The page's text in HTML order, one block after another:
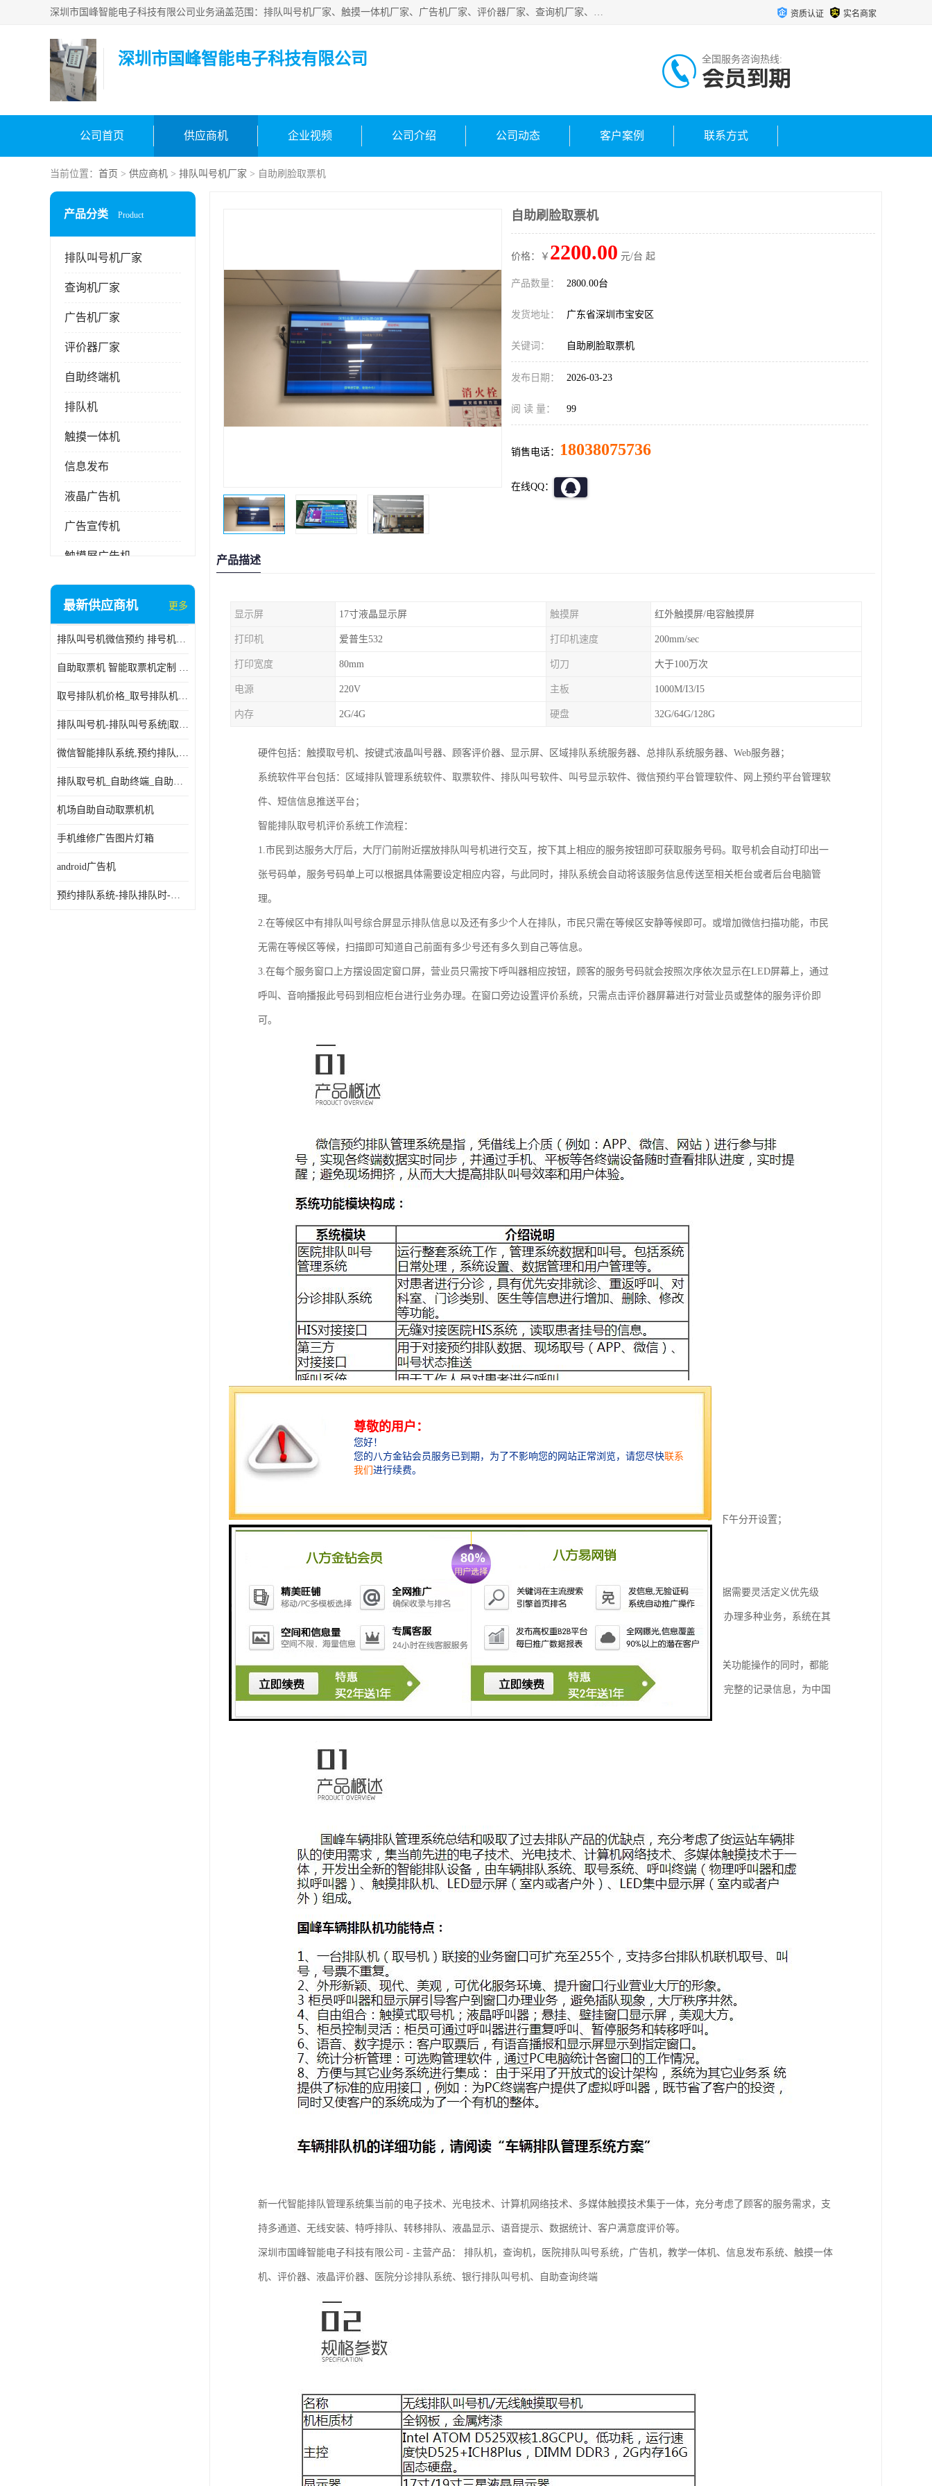
深圳市国峰智能电子科技有限公司业务涵盖范围：排队叫号机厂家、触摸一体机厂家、广告机厂家、评价器厂家、查询机厂家、自助终端机厂家；公司是一家集研发、生产、销售为一体的国民企业，设备制造商和解决方案提供商，广泛应用于银行、医院、、电力、电信、、交通、民航、保险等行业，为不同行业量身定制软硬件为一体的解决方案。 资质认证 实名商家
深圳市国峰智能电子科技有限公司 全国服务咨询热线:
会员到期
公司首页 供应商机 企业视频 公司介绍 公司动态 客户案例 联系方式
当前位置： 首页 > 供应商机 > 排队叫号机厂家 > 自助刷脸取票机
产品分类 Product
排队叫号机厂家
查询机厂家
广告机厂家
评价器厂家
自助终端机
排队机
触摸一体机
信息发布
液晶广告机
广告宣传机
触摸屏广告机
液晶显示器
电子白板
自助服务终端
最新供应商机 更多
排队叫号机微信预约 排号机诊所 行政大厅营业厅取号机
自助取票机 智能取票机定制 款式多样
取号排队机价格_取号排队机报价_取号排队机多少钱
排队叫号机-排队叫号系统|取号机-液晶拼接屏-自助终端机
微信智能排队系统,预约排队,扫码排队,微信叫号
排队取号机_自助终端_自助签到一体机 支持定做
机场自助自动取票机机
手机维修广告图片灯箱
android广告机
预约排队系统-排队排队时-排动排号系统和排队的使用方法
自助刷脸取票机
价格：￥ 2200.00 元/台 起
产品数量： 2800.00台
发货地址： 广东省深圳市宝安区
关键词： 自助刷脸取票机
发布日期： 2026-03-23
阅 读 量： 99
销售电话： 18038075736
在线QQ：
产品描述
显示屏 17寸液晶显示屏 触摸屏 红外触摸屏/电容触摸屏
打印机 爱普生532 打印机速度 200mm/sec
打印宽度 80mm 切刀 大于100万次
电源 220V 主板 1000M/I3/I5
内存 2G/4G 硬盘 32G/64G/128G
硬件包括：触摸取号机、按键式液晶叫号器、顾客评价器、显示屏、区域排队系统服务器、总排队系统服务器、Web服务器；
系统软件平台包括：区域排队管理系统软件、取票软件、排队叫号软件、叫号显示软件、微信预约平台管理软件、网上预约平台管理软
件、短信信息推送平台；
智能排队取号机评价系统工作流程：
1.市民到达服务大厅后，大厅门前附近摆放排队叫号机进行交互，按下其上相应的服务按钮即可获取服务号码。取号机会自动打印出一
张号码单，服务号码单上可以根据具体需要设定相应内容，与此同时，排队系统会自动将该服务信息传送至相关柜台或者后台电脑管
理。
2.在等候区中有排队叫号综合屏显示排队信息以及还有多少个人在排队，市民只需在等候区安静等候即可。或增加微信扫描功能，市民
无需在等候区等候，扫描即可知道自己前面有多少号还有多久到自己等信息。
3.在每个服务窗口上方摆设固定窗口屏，营业员只需按下呼叫器相应按钮，顾客的服务号码就会按照次序依次显示在LED屏幕上，通过
呼叫、音响播报此号码到相应柜台进行业务办理。在窗口旁边设置评价系统，只需点击评价器屏幕进行对营业员或整体的服务评价即
可。
业务管理
2，定义每种业务开始和结束办理的时间，每天处理的业务数量，并能设置该业务是否暂停办理，并能实现上下午分开设置；
3. 票号的顺序可以是所有业务混排，也可以是每项业务单排号，号码是由业务号和顺序号两部分组成；
5.系统能支持多窗口多业务处理方式，一个业务可以对应多个窗口，也可以设定一个窗口办理多种业务，能根据需要灵活定义优先级
别，可按业务类型定义优先级也可通过中国工商网点业务系统提供的身份识别确定号码优先级；若有人需同时办理多种业务，系统在其
办理完一种业务后自动将其转入另一业务队列中，一票到底，无需重新取号排队；
6.良好的接口与兼容能力，能够实时与中国邮政网点业务系统数据通讯，在顾客取号、营业员呼叫顾客以及相关功能操作的同时，都能
及时将信息发送到中国邮政网点业务系统，既体现出系统的协调统一，又能够在中国邮政网点业务系统中形成完整的记录信息，为中国
邮政网点业务系统提供重要基础数据；
新一代智能排队管理系统集当前的电子技术、光电技术、计算机网络技术、多媒体触摸技术集于一体，充分考虑了顾客的服务需求，支
持多通道、无线安装、特呼排队、转移排队、液晶显示、语音提示、数据统计、客户满意度评价等。
深圳市国峰智能电子科技有限公司 - 主营产品： 排队机，查询机，医院排队叫号系统，广告机，教学一体机、信息发布系统、触摸一体
机、评价器、液晶评价器、医院分诊排队系统、银行排队叫号机、自助查询终端